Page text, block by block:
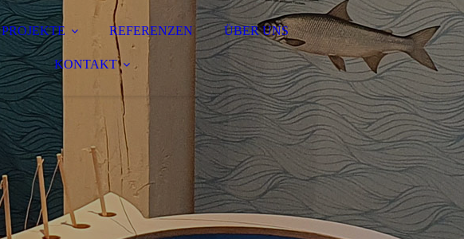
PROJEKTE REFERENZEN ÜBER UNS
KONTAKT